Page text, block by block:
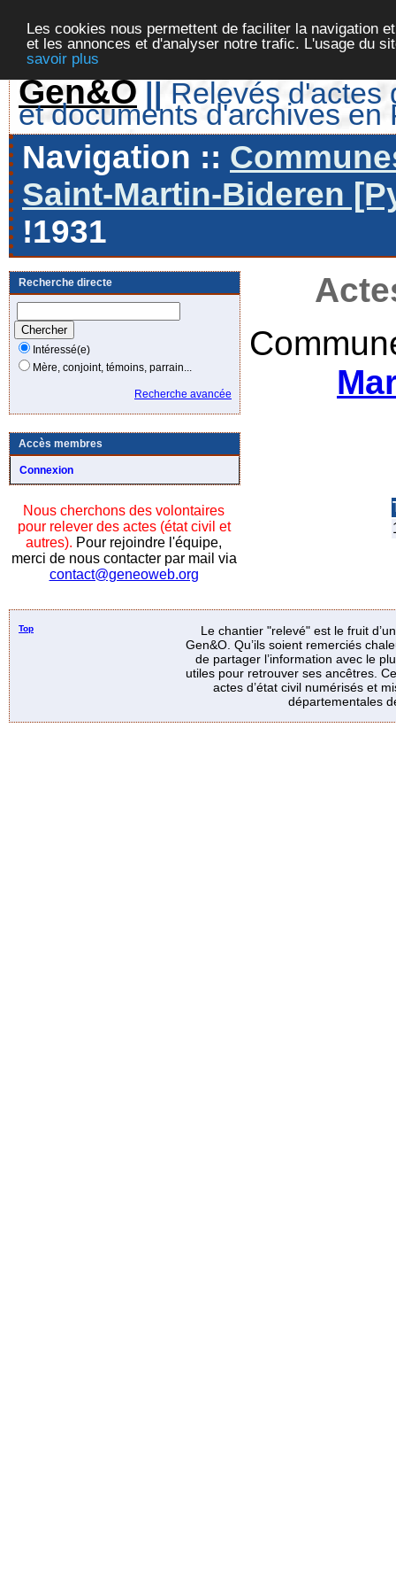
Les cookies nous permettent de faciliter la navigation
et les annonces et d'analyser notre trafic. L'usage du
savoir plus
Gen&O || Relevés d'actes
et documents d'archives en
Navigation ::
Saint-Martin-Bideren
!1931
Recherche directe
Intéressé(e)
Mère, conjoint, témoins, parrain...
Recherche avancée
Accès membres
Connexion
Nous cherchons des volontaires
pour relever des actes (état civil et
autres). Pour rejoindre l'équipe,
merci de nous contacter par mail via
contact@geneoweb.org
Top
Le chantier "relevé" est le fruit
Gen&O. Qu’ils soient remerciés
de partager l’information avec le
utiles pour retrouver ses ancêtres.
actes d’état civil numérisés et
départementales